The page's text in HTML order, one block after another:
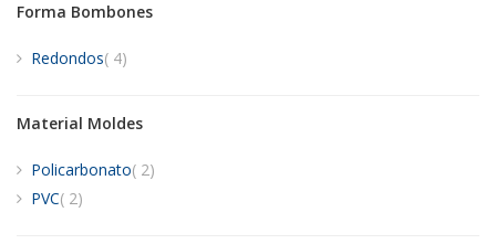
Forma Bombones
Redondos 4artículos
Material Moldes
Policarbonato 2artículos
PVC 2artículos